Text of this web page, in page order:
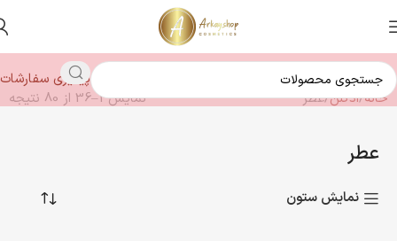
پیگیری سفارشات
خانه ادکلن عطر نمایش 1–36 از 80 نتیجه
عطر
نمایش ستون